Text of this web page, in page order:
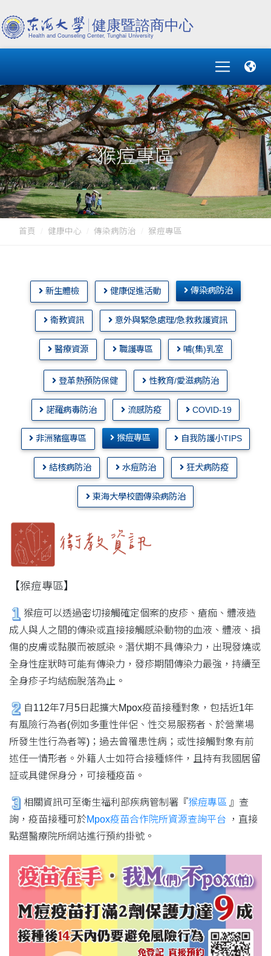
猴痘專區
首頁 健康中心 傳染病防治 猴痘專區
新生體檢 健康促進活動 傳染病防治
衛教資訊 意外與緊急處理/急救救護資訊
醫療資源 職護專區 哺(集)乳室
登革熱預防保健 性教育/愛滋病防治
諾羅病毒防治 流感防疫 COVID-19
非洲豬瘟專區 猴痘專區 自我防護小TIPS
結核病防治 水痘防治 狂犬病防疫
東海大學校園傳染病防治
【猴痘專區】
猴痘可以透過密切接觸確定個案的皮疹、瘡痂、體液造
成人與人之間的傳染或直接接觸感染動物的血液、體液、損
傷的皮膚或黏膜而被感染。潛伏期不具傳染力，出現發燒或
全身性症狀時可能有傳染力，發疹期間傳染力最強，持續至
全身疹子均結痂脫落為止。
自112年7月5日起擴大Mpox疫苗接種對象，包括近1年
有風險行為者(例如多重性伴侶、性交易服務者、於營業場
所發生性行為者等)；過去曾罹患性病；或性接觸對象有前
述任一情形者。外籍人士如符合接種條件，且持有我國居留
証或具健保身分，可接種疫苗。
相關資訊可至衛生福利部疾病管制署『猴痘專區 』查
詢，疫苗接種可於Mpox疫苗合作院所資源查詢平台 ，直接
點選醫療院所網站進行預約掛號。